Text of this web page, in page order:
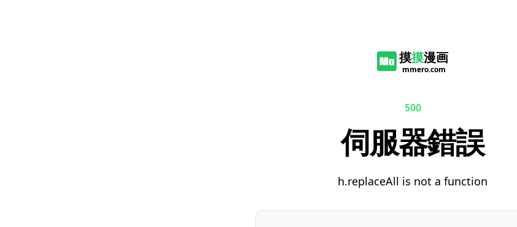
摸摸漫画
mmero.com
500
伺服器錯誤
h.replaceAll is not a function